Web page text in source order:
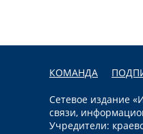
КОМАНДА
Сетевое издание
связи,
Учредители: